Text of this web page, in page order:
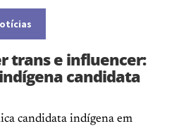
trans e influencer:
candidata
candidata indígena em